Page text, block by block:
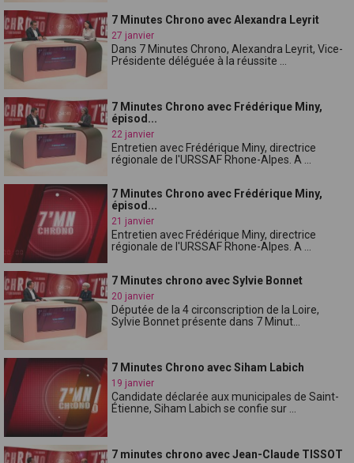
7 Minutes Chrono avec Alexandra Leyrit
27 janvier
Dans 7 Minutes Chrono, Alexandra Leyrit, Vice-
Présidente déléguée à la réussite ...
7 Minutes Chrono avec Frédérique Miny,
épisod...
22 janvier
Entretien avec Frédérique Miny, directrice
régionale de l'URSSAF Rhone-Alpes. A ...
7 Minutes Chrono avec Frédérique Miny,
épisod...
21 janvier
Entretien avec Frédérique Miny, directrice
régionale de l'URSSAF Rhone-Alpes. A ...
7 Minutes chrono avec Sylvie Bonnet
20 janvier
Députée de la 4 circonscription de la Loire,
Sylvie Bonnet présente dans 7 Minut...
7 Minutes Chrono avec Siham Labich
19 janvier
Candidate déclarée aux municipales de Saint-
Étienne, Siham Labich se confie sur ...
7 minutes chrono avec Jean-Claude TISSOT